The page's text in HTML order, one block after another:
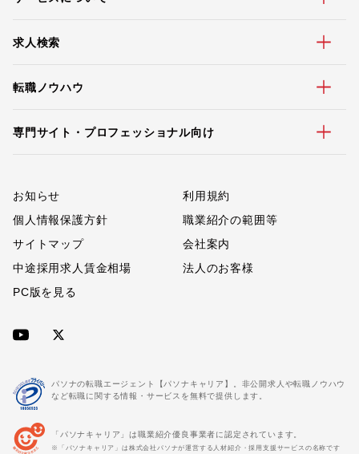
求人検索
転職ノウハウ
専門サイト・プロフェッショナル向け
お知らせ
利用規約
個人情報保護方針
職業紹介の範囲等
サイトマップ
会社案内
中途採用求人賃金相場
法人のお客様
PC版を見る
パソナの転職エージェント【パソナキャリア】。非公開求人や転職ノウハウ
など転職に関する情報・サービスを無料で提供します。
「パソナキャリア」は職業紹介優良事業者に認定されています。
※「パソナキャリア」は株式会社パソナが運営する人材紹介・採用支援サービスの名称です